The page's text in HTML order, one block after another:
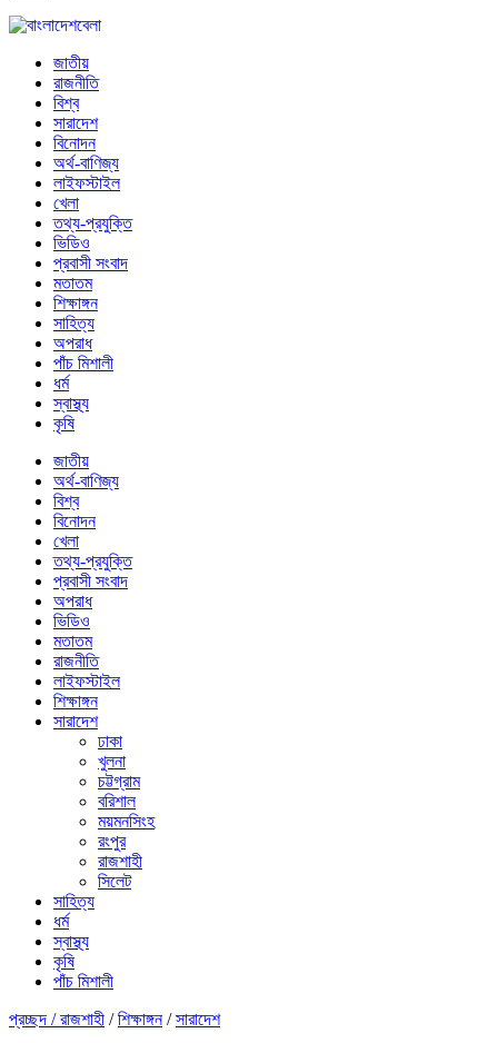
জাতীয়
রাজনীতি
বিশ্ব
সারাদেশ
বিনোদন
অর্থ-বাণিজ্য
লাইফস্টাইল
খেলা
তথ্য-প্রযুক্তি
ভিডিও
প্রবাসী সংবাদ
মতাতম
শিক্ষাঙ্গন
সাহিত্য
অপরাধ
পাঁচ মিশালী
ধর্ম
স্বাস্থ্য
কৃষি
জাতীয়
অর্থ-বাণিজ্য
বিশ্ব
বিনোদন
খেলা
তথ্য-প্রযুক্তি
প্রবাসী সংবাদ
অপরাধ
ভিডিও
মতাতম
রাজনীতি
লাইফস্টাইল
শিক্ষাঙ্গন
সারাদেশ
ঢাকা
খুলনা
চট্টগ্রাম
বরিশাল
ময়মনসিংহ
রংপুর
রাজশাহী
সিলেট
সাহিত্য
ধর্ম
স্বাস্থ্য
কৃষি
পাঁচ মিশালী
প্রচ্ছদ /রাজশাহী /শিক্ষাঙ্গন/সারাদেশ